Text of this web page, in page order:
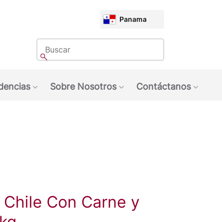
CHOOSE
MARKET
Panama
Buscar
Buscar
Sobre Nosotros
Contáctanos
Chile Con Carne y